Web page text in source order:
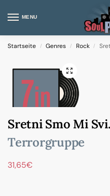
MENU
Startseite / Genres / Rock /
Sretni Smo Mi
Terrorgruppe
31,65€